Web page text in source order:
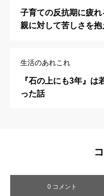
子育ての反抗期に疲
親に対して苦しさを抱
生活のあれこれ
『石の上にも3年』は
った話
0 コメント